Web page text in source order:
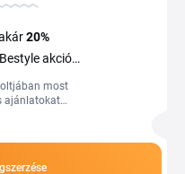
20%
akció
most
ajánlatokat